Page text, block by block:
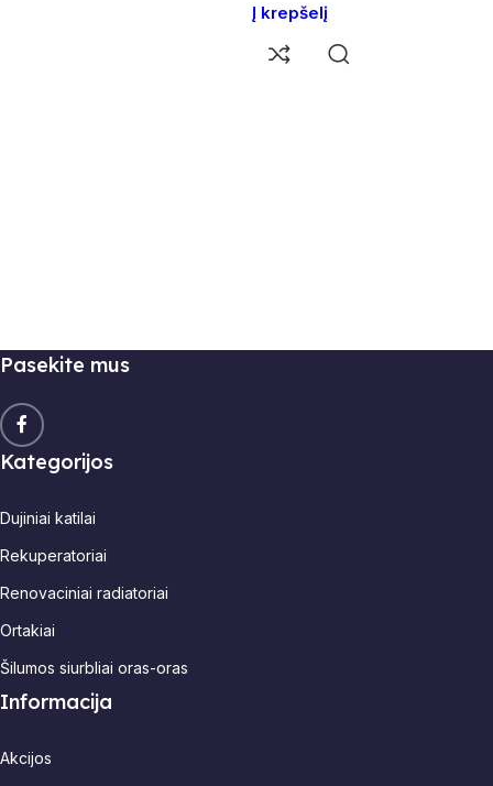
Į krepšelį
Pasekite mus
Kategorijos
Dujiniai katilai
Rekuperatoriai
Renovaciniai radiatoriai
Ortakiai
Šilumos siurbliai oras-oras
Informacija
Akcijos